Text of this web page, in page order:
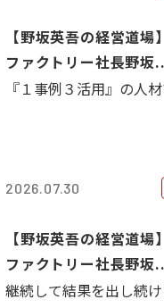
【野坂英吾の経営道
ファクトリー社長野坂
『１事例３活用』の人
2026.07.30
【野坂英吾の経営道
ファクトリー社長野坂
継続して結果を出し続